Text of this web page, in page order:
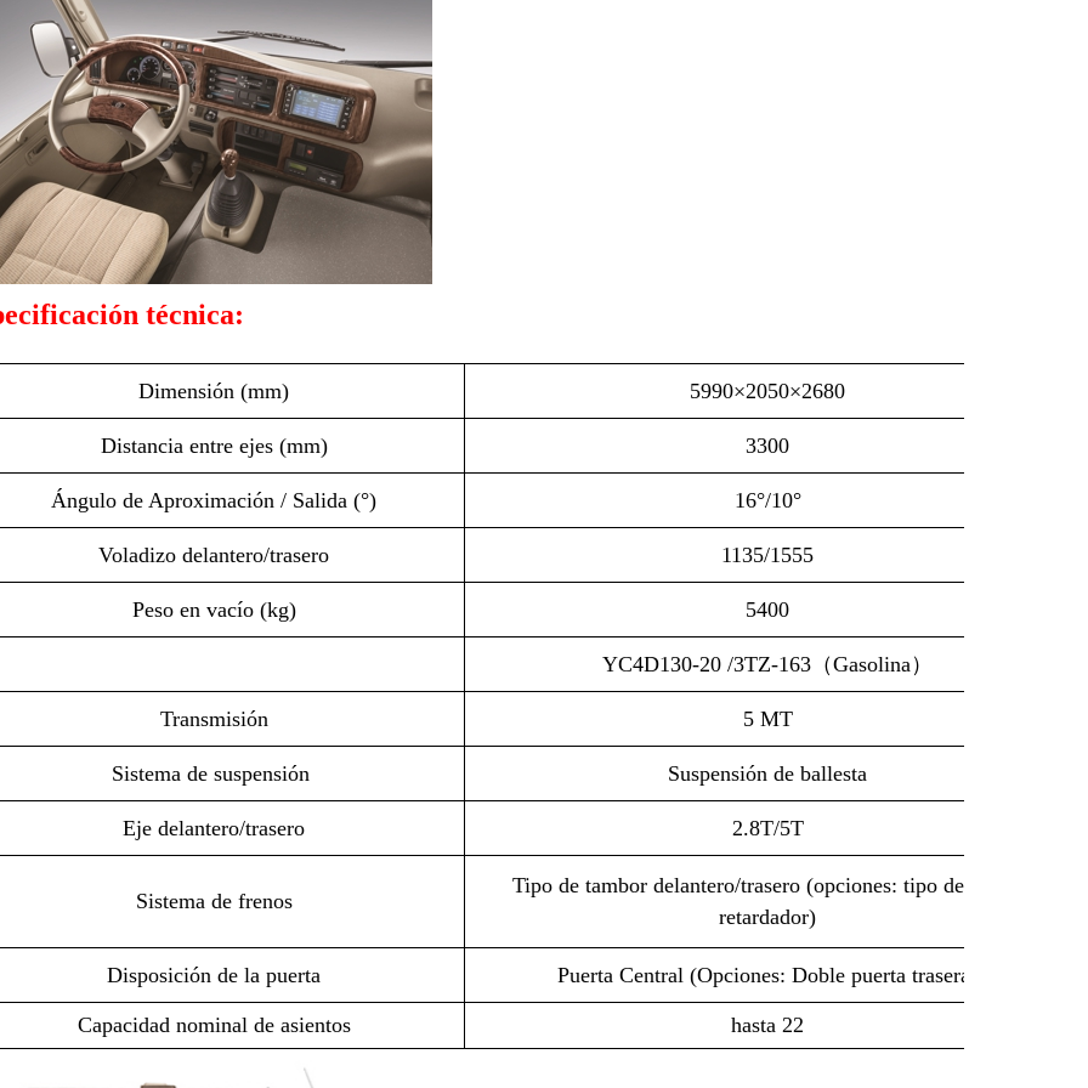
técnica:
Dimensión (mm) 5990×2050×2680
Distancia entre ejes (mm) 3300
Ángulo de Aproximación / Salida (°) 16°/10°
Voladizo delantero/trasero 1135/1555
Peso en vacío (kg) 5400
YC4D130-20 /3TZ-163（Gasolina）
Transmisión 5 MT
Sistema de suspensión Suspensión de ballesta
Eje delantero/trasero 2.8T/5T
Sistema de frenos
Tipo de tambor delantero/trasero (opciones: tipo de disco,
retardador)
Disposición de la puerta Puerta Central (Opciones: Doble puerta trasera)
Capacidad nominal de asientos hasta 22